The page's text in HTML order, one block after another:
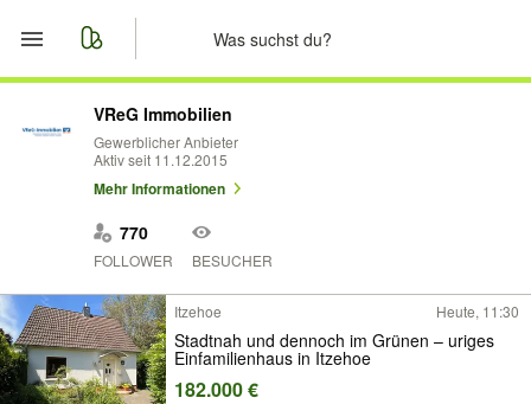
Start
Merkliste
Nachrichten
VReG Immobilien
Gewerblicher Anbieter
Aktiv seit 11.12.2015
Mehr Informationen
770
FOLLOWER BESUCHER
Itzehoe Heute, 11:30
Stadtnah und dennoch im Grünen – uriges
Einfamilienhaus in Itzehoe
182.000 €